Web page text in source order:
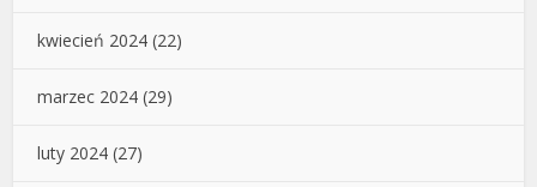
kwiecień 2024 (22)
marzec 2024 (29)
luty 2024 (27)